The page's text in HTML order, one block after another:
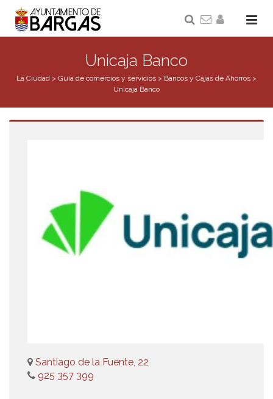
Unicaja Banco
La Ciudad > Guía de comercios y servicios > Bancos y Cajas de Ahorros >
Unicaja Banco
Santiago de la Fuente, 22
925 357 399